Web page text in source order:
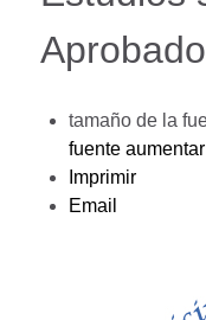
tamaño de la
fuente
Imprimir
Email